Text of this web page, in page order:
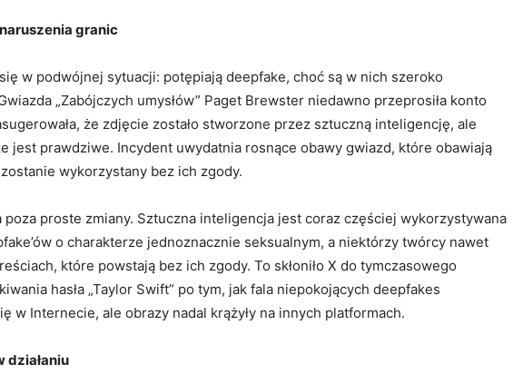
granic
w podwójnej sytuacji: potępiają deepfake, choć są w nich szeroko
„Zabójczych umysłów” Paget Brewster niedawno przeprosiła konto
że ​​zdjęcie zostało stworzone przez sztuczną inteligencję, ale
​​jest prawdziwe. Incydent uwydatnia rosnące obawy gwiazd, które obawiają
wykorzystany bez ich zgody.
poza proste zmiany. Sztuczna inteligencja jest coraz częściej wykorzystywana
o charakterze jednoznacznie seksualnym, a niektórzy twórcy nawet
które powstają bez ich zgody. To skłoniło X do tymczasowego
hasła „Taylor Swift” po tym, jak fala niepokojących deepfakes
w Internecie, ale obrazy nadal krążyły na innych platformach.
działaniu